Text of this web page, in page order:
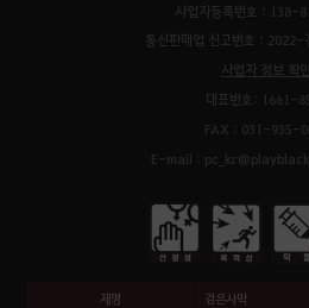
사업자등록번호 : 138-
통신판매업 신고번호 :
사업자 정보 확인
대표번호: 1661-
FAX : 031-935-
E-mail :
제명 검은사막